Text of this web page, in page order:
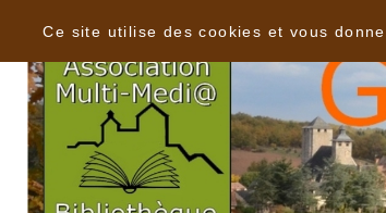
Ce site utilise des cookies et vous